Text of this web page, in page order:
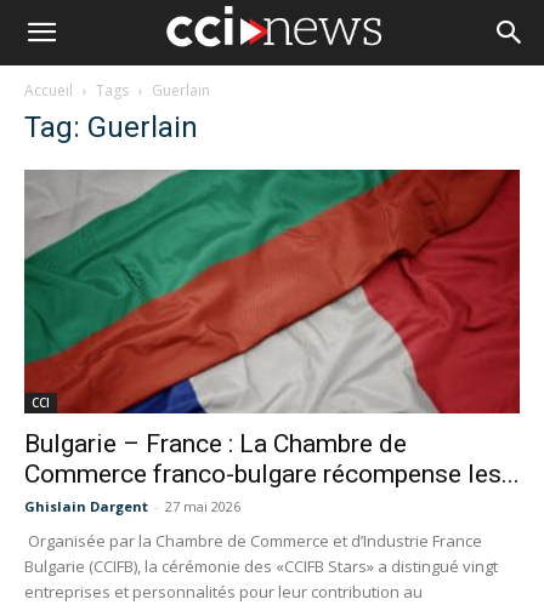
Accueil Tags Guerlain
Tag: Guerlain
CCI
Bulgarie – France : La Chambre de
Commerce franco-bulgare récompense les...
Ghislain Dargent - 27 mai 2026
Organisée par la Chambre de Commerce et d’Industrie France
Bulgarie (CCIFB), la cérémonie des «CCIFB Stars» a distingué vingt
entreprises et personnalités pour leur contribution au